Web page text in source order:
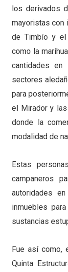
los derivados
mayoristas con
de Timbío y el
como la
cantidades en
sectores
para
el Mirador y
donde la
modalidad de
Estas
campaneros
autoridades
inmuebles
sustancias
Fue así como,
Quinta